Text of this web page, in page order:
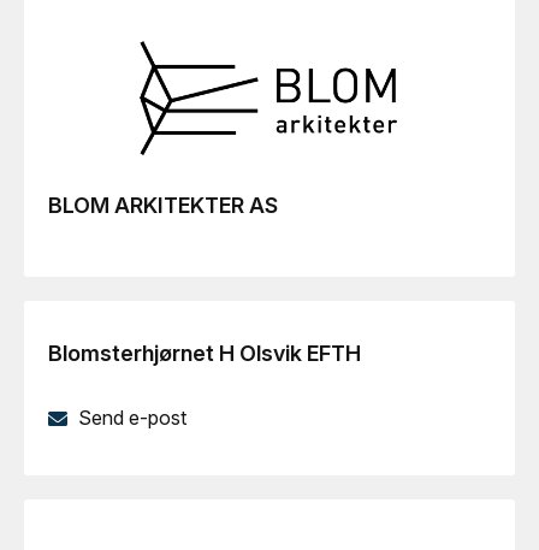
BLOM ARKITEKTER AS
Blomsterhjørnet H Olsvik EFTH
Send e-post